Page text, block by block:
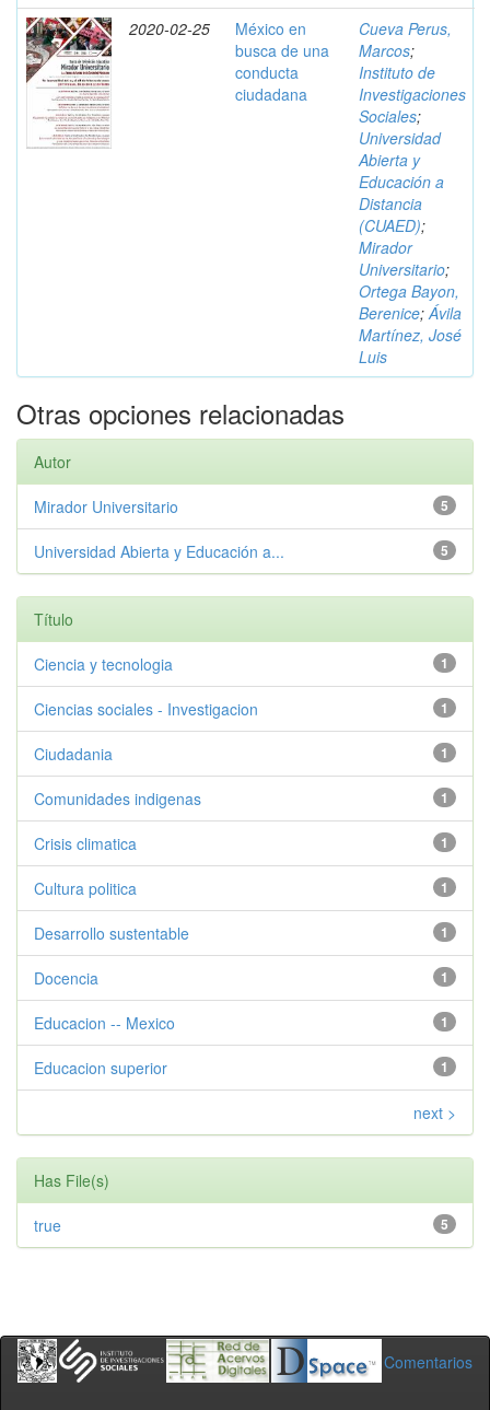
2020-02-25
México en
busca de una
conducta
ciudadana
Cueva Perus,
Marcos;
Instituto de
Investigaciones
Sociales;
Universidad
Abierta y
Educación a
Distancia
(CUAED);
Mirador
Universitario;
Ortega Bayon,
Berenice;Ávila
Martínez, José
Luis
Otras opciones relacionadas
Autor
5
Mirador Universitario
5
Universidad Abierta y Educación a...
Título
1
Ciencia y tecnologia
1
Ciencias sociales - Investigacion
1
Ciudadania
1
Comunidades indigenas
1
Crisis climatica
1
Cultura politica
1
Desarrollo sustentable
1
Docencia
1
Educacion -- Mexico
1
Educacion superior
next >
Has File(s)
5
true
Comentarios